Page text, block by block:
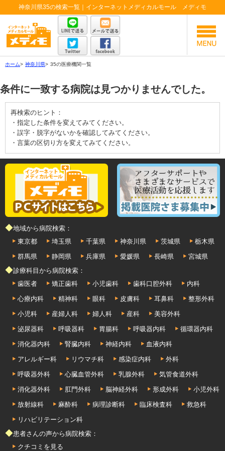
神奈川県35の検索一覧｜インターネットメディカルモール メディモ
ホーム> 神奈川県> 35の医療機関一覧
条件に一致する病院は見つかりませんでした。
再検索のヒント：
・指定した条件を変えてみてください。
・誤字・脱字がないかを確認してみてください。
・言葉の区切り方を変えてみてください。
◆地域から病院検索：
東京都
埼玉県 千葉県 神奈川県 茨城県
栃木県
群馬県
静岡県 兵庫県 愛媛県 長崎県
宮城県
◆診療科目から病院検索：
歯医者
矯正歯科 小児歯科 歯科口腔外科
内科
心療内科
精神科 眼科 皮膚科 耳鼻科
整形外科
小児科
産婦人科 婦人科 産科
美容外科
泌尿器科
呼吸器科 胃腸科 呼吸器内科
循環器内科
消化器内科
腎臓内科 神経内科
血液内科
アレルギー科
リウマチ科 感染症内科
外科
呼吸器外科
心臓血管外科 乳腺外科
気管食道外科
消化器外科
肛門外科 脳神経外科 形成外科
小児外科
放射線科
麻酔科 病理診断科 臨床検査科
救急科
リハビリテーション科
◆患者さんの声から病院検索：
クチコミを見る